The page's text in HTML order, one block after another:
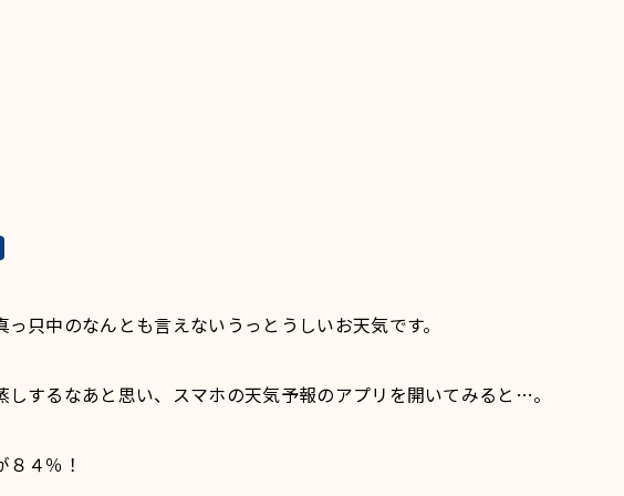
っ只中のなんとも言えないうっとうしいお天気です。
しするなあと思い、スマホの天気予報のアプリを開いてみると…。
４％！